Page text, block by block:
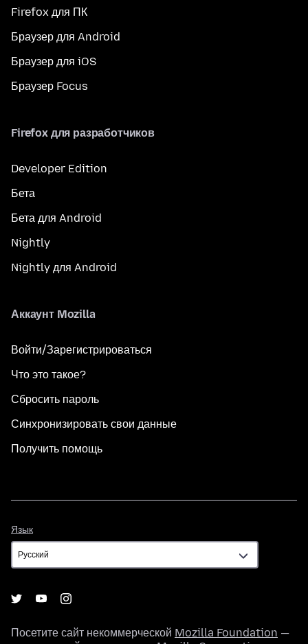
Firefox для ПК
Браузер для Android
Браузер для iOS
Браузер Focus
Firefox для разработчиков
Developer Edition
Бета
Бета для Android
Nightly
Nightly для Android
Аккаунт Mozilla
Войти/Зарегистрироваться
Что это такое?
Сбросить пароль
Синхронизировать свои данные
Получить помощь
Язык
Посетите сайт некоммерческой Mozilla Foundation —